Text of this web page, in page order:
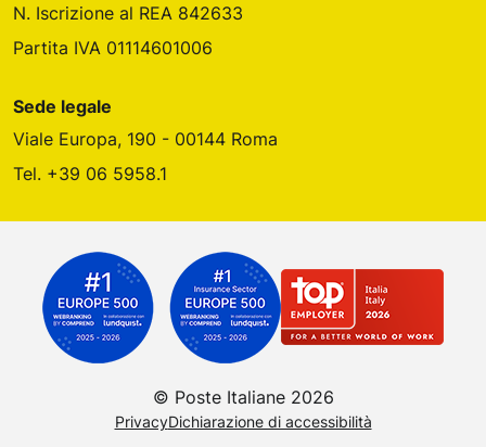
N. Iscrizione al REA 842633
Partita IVA 01114601006
Sede legale
Viale Europa, 190 - 00144 Roma
Tel. +39 06 5958.1
© Poste Italiane 2026
PrivacyDichiarazione di accessibilità